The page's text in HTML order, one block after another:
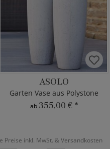
ASOLO
Garten Vase aus Polystone
ab 355,00 € *
Preise inkl. MwSt. & Versandkosten